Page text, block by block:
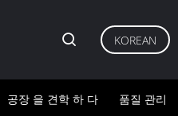
공장 을 견학 하 다 품질 관리
KOREAN